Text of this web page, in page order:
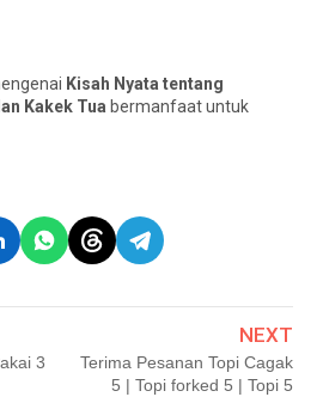
Kisah Nyata tentang
Kakek Tua bermanfaat untuk
3
NEXT
Terima Pesanan Topi Cagak
5 | Topi forked 5 | Topi 5